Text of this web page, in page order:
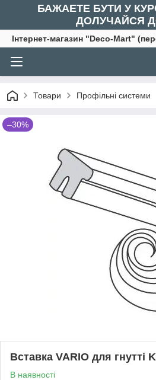
БАЖАЕТЕ БУТИ У
ДОЛУЧАЙСЯ
Інтернет-магазин "Deco-Mart"
Товари Профільні системи
–30%
Вставка VARIO для гнутті
В наявності